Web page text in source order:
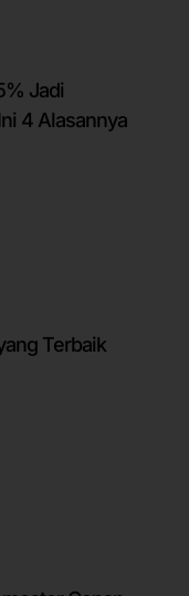
Jadi
4 Alasannya
Terbaik